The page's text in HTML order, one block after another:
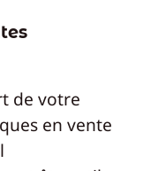
de votre
en vente